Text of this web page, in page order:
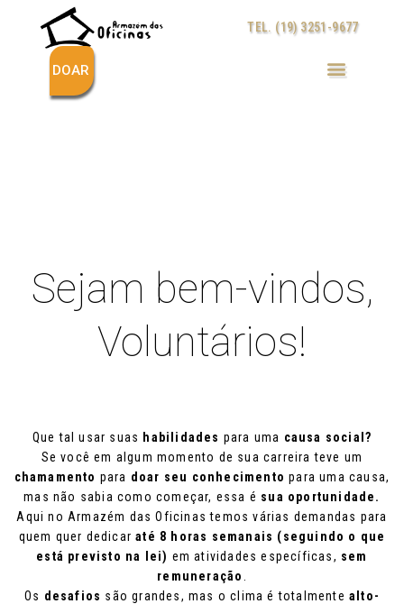
conteúdo
TEL. (19) 3251-9677
DOAR
Sejam bem-vindos,
Voluntários!
Que tal usar suas habilidades para uma causa social?
Se você em algum momento de sua carreira teve um
chamamento para doar seu conhecimento para uma causa,
mas não sabia como começar, essa é sua oportunidade.
Aqui no Armazém das Oficinas temos várias demandas para
quem quer dedicaraté 8 horas semanais (seguindo o que
está previsto na lei) em atividades específicas, sem
remuneração
Os desafios são grandes, mas o clima é totalmentealto-